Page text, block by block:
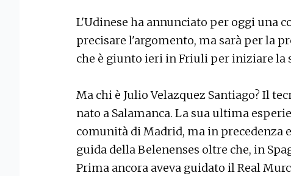
L'Udinese ha annunciato per oggi una
precisare l'argomento, ma sarà per la
che è giunto ieri in Friuli per iniziare la
Ma chi è Julio Velazquez Santiago? Il
nato a Salamanca. La sua ultima
comunità di Madrid, ma in precedenza
guida della Belenenses oltre che, in
Prima ancora aveva guidato il Real